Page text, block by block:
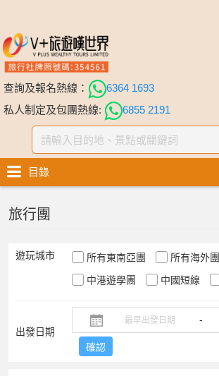
查詢及報名熱線：
6364 1693
私人制定及包團熱線:
6855 2191
目錄
旅行團
遊玩城市 所有東南亞團
所有海外團
中港遊學團
中國短線
出發日期
-
確認